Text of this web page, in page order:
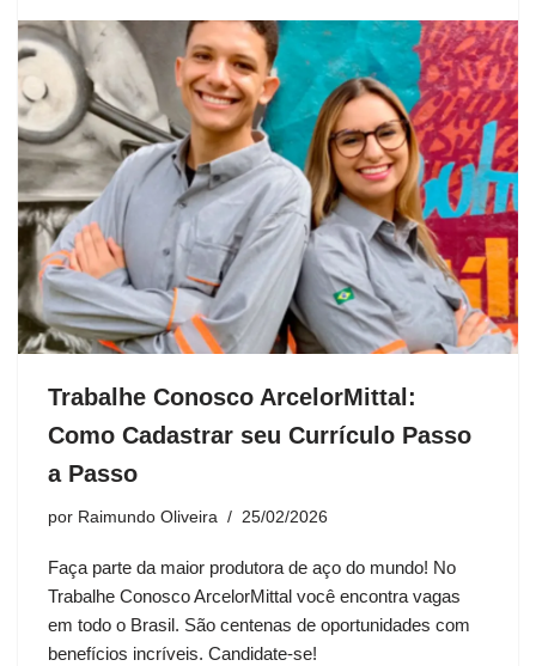
Trabalhe Conosco ArcelorMittal:
Como Cadastrar seu Currículo Passo
a Passo
por Raimundo Oliveira 25/02/2026
Faça parte da maior produtora de aço do mundo! No
Trabalhe Conosco ArcelorMittal você encontra vagas
em todo o Brasil. São centenas de oportunidades com
benefícios incríveis. Candidate-se!